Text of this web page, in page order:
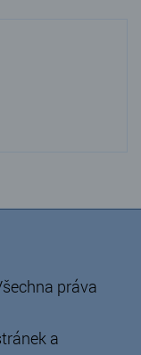
práva
a